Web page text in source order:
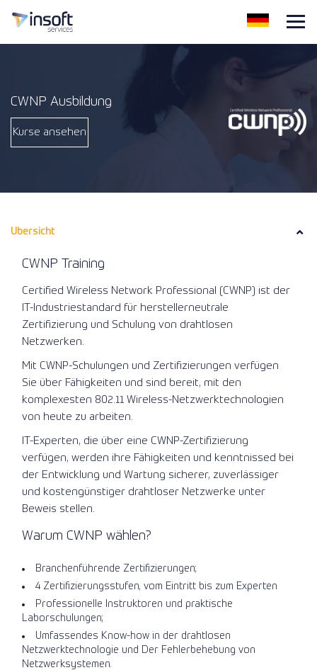
CWNP Ausbildung
Kurse ansehen
Ubersicht
CWNP Training
Certified Wireless Network Professional (CWNP) ist der
IT-Industriestandard für herstellerneutrale
Zertifizierung und Schulung von drahtlosen
Netzwerken.
Mit CWNP-Schulungen und Zertifizierungen verfügen
Sie über Fähigkeiten und sind bereit, mit den
komplexesten 802.11 Wireless-Netzwerktechnologien
von heute zu arbeiten.
IT-Experten, die über eine CWNP-Zertifizierung
verfügen, werden ihre Fähigkeiten und kenntnissed bei
der Entwicklung und Wartung sicherer, zuverlässiger
und kostengünstiger drahtloser Netzwerke unter
Beweis stellen.
Warum CWNP wählen?
Branchenführende Zertifizierungen;
4 Zertifizierungsstufen, vom Eintritt bis zum Experten
Professionelle Instruktoren und praktische
Laborschulungen;
Umfassendes Know-how in der drahtlosen
Netzwerktechnologie und Der Fehlerbehebung von
Netzwerksystemen.